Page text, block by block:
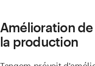
Amélioration
la production